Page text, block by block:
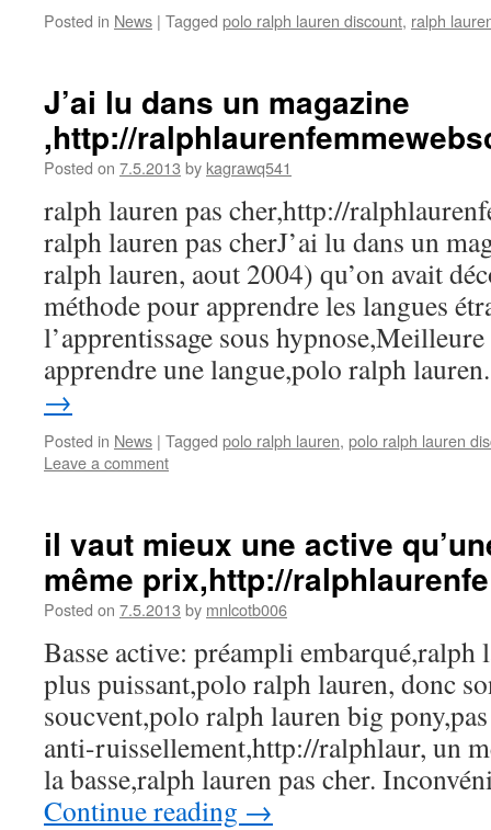
Posted in News | Tagged polo ralph lauren discount, ralph
J’ai lu dans un magazine
,http://
Posted on 7.5.2013 by kagrawq541
ralph lauren pas cher,http://
ralph lauren pas cherJ’ai lu dans un
ralph lauren, aout 2004) qu’on avait
méthode pour apprendre les langues
l’apprentissage sous
apprendre une langue,polo ralph
→
Posted in News | Tagged polo ralph lauren, polo ralph lauren
Leave a comment
il vaut mieux une active
même prix,http://ralphlaurenfe
Posted on 7.5.2013 by mnlcotb006
Basse active: préampli embarqué,ralph
plus puissant,polo ralph lauren, donc
soucvent,polo ralph lauren big
anti-ruissellement,http://ralphlaur, un
la basse,ralph lauren pas cher.
Continue reading →